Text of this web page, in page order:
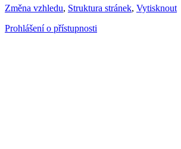
Změna vzhledu, Struktura stránek, Vytisknout
Prohlášení o přístupnosti